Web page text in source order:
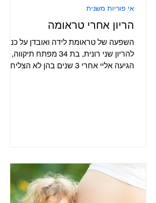
הריון אחרי טראומה
השפעה של טראומת לידה ואובדן על
להריון שני רונית, בת 34 מפתח תיקווה,
הגיעה אליי אחרי 3 שנים בהן לא הצליחה
עברה לידת ואקום וסבלה מקרע עמוק
ברמה כזו שכבר הבטיחו לה שתלד קיסרי
אי פוריות משנית